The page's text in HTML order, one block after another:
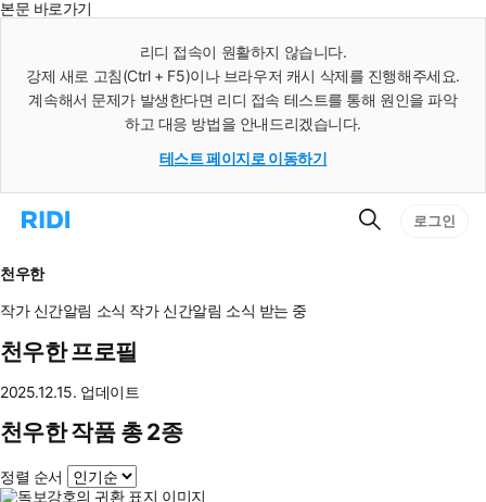
본문 바로가기
리디 접속이 원활하지 않습니다.
강제 새로 고침(Ctrl + F5)이나 브라우저 캐시 삭제를 진행해주세요.
계속해서 문제가 발생한다면 리디 접속 테스트를 통해 원인을 파악
하고 대응 방법을 안내드리겠습니다.
테스트 페이지로 이동하기
리
으
로
이
동
검
로그인
천우한
작가 신간알림 소식 작가 신간알림 소식 받는 중
천우한 프로필
2025.12.15. 업데이트
천우한 작품 총 2종
정렬 순서